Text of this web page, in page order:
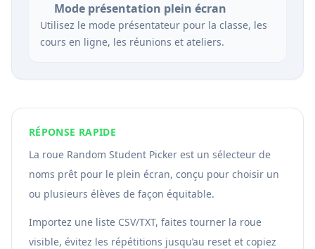
Mode présentation plein écran
Utilisez le mode présentateur pour la classe, les
cours en ligne, les réunions et ateliers.
RÉPONSE RAPIDE
La roue Random Student Picker est un sélecteur de
noms prêt pour le plein écran, conçu pour choisir un
ou plusieurs élèves de façon équitable.
Importez une liste CSV/TXT, faites tourner la roue
visible, évitez les répétitions jusqu’au reset et copiez